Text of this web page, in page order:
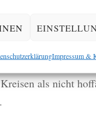
Impressum &
waren.
wurden
das daran, dass
oder mit
als nicht